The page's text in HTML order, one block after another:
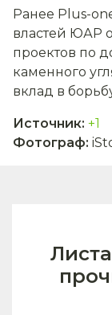
Ранее Plus-
властей ЮАР
проектов по
каменного
вклад в
Источник: +1
Фотограф: